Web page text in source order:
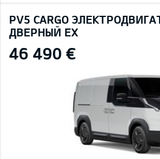
PV5 CARGO
ДВЕРНЫЙ EX
46 490 €